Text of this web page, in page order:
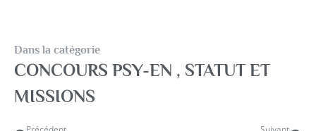
Dans la catégorie
CONCOURS PSY-EN , STATUT ET
MISSIONS